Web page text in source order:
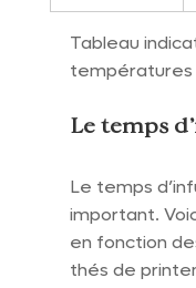
Tableau
températures
Le temps
Le temps
important.
en fonction
thés de